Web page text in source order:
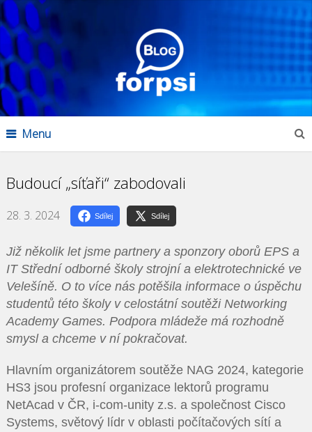
Menu
Budoucí „síťaři“ zabodovali
28. 3. 2024 Sdílej Sdílej
Již několik let jsme partnery a sponzory oborů EPS a
IT Střední odborné školy strojní a elektrotechnické ve
Velešíně. O to více nás potěšila informace o úspěchu
studentů této školy v celostátní soutěži Networking
Academy Games. Podpora mládeže má rozhodně
smysl a chceme v ní pokračovat.
Hlavním organizátorem soutěže NAG 2024, kategorie
HS3 jsou profesní organizace lektorů programu
NetAcad v ČR, i-com-unity z.s. a společnost Cisco
Systems, světový lídr v oblasti počítačových sítí a